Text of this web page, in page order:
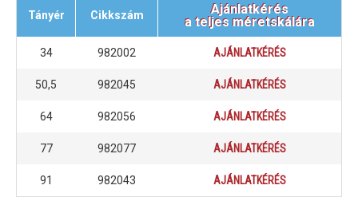
Tányér Cikkszám
Ajánlatkérés
a teljes méretskálára
34 982002 AJÁNLATKÉRÉS
50,5 982045 AJÁNLATKÉRÉS
64 982056 AJÁNLATKÉRÉS
77 982077 AJÁNLATKÉRÉS
91 982043 AJÁNLATKÉRÉS